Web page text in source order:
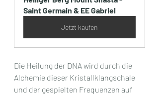
Saint Germain & EE Gabriel
Jetzt kaufen
Die Heilung der DNA wird durch die
Alchemie dieser Kristallklangschale
und der gespielten Frequenzen auf